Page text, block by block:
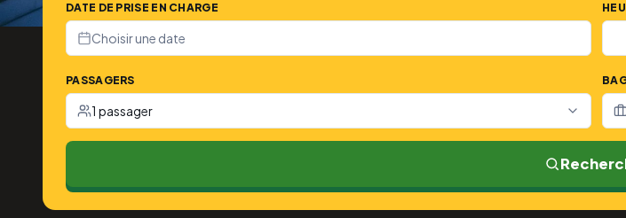
DATE DE PRISE EN CHARGE
Choisir une date
PASSAGERS
1 passager